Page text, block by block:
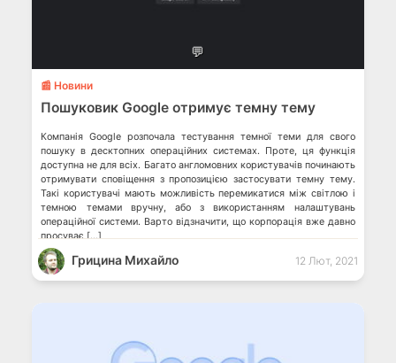
💬
📰 Новини
Пошуковик Google отримує темну тему
Компанія Google розпочала тестування темної теми для свого
пошуку в десктопних операційних системах. Проте, ця функція
доступна не для всіх. Багато англомовних користувачів починають
отримувати сповіщення з пропозицією застосувати темну тему.
Такі користувачі мають можливість перемикатися між світлою і
темною темами вручну, або з використанням налаштувань
операційної системи. Варто відзначити, що корпорація вже давно
просуває […]
Грицина Михайло 12 Лют, 2021